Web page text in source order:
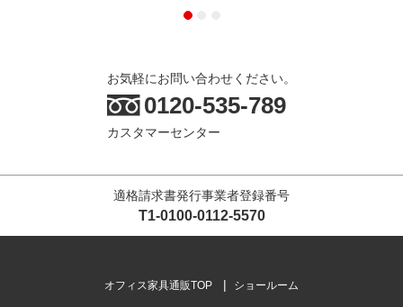
お気軽にお問い合わせください。
0120-535-789
カスタマーセンター
適格請求書発行事業者登録番号
T1-0100-0112-5570
オフィス家具通販TOP ショールーム